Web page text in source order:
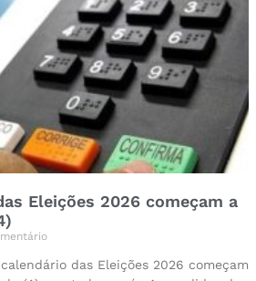
Eleições 2026 começam a
das Eleições 2026 começam